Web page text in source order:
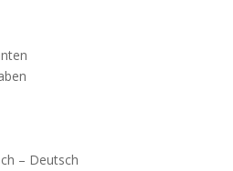
– Deutsch